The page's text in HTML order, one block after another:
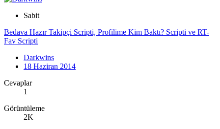
Sabit
Bedava Hazır Takipçi Scripti, Profilime Kim Baktı? Scripti ve RT-
Fav Scripti
Darkwins
18 Haziran 2014
Cevaplar
1
Görüntüleme
2K